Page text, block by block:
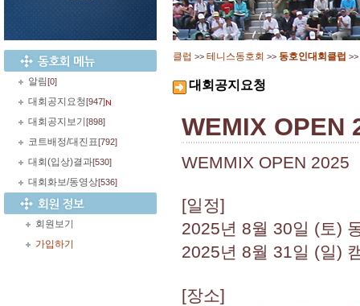
알림[0]
대회공지요청[947]
대회공지보기 [898]
코트배정/대진표[792]
대회(입상)결과[530]
대회화보/동영상[536]
회원보기
가입하기
클럽 >> 테니스동호회 >> 동호인대회클럽 >>
대회공지요청
WEMIX OPEN
WEMMIX OPEN 2025
[일정]
2025년 8월 30일 (토)
2025년 8월 31일 (일)
[장소]